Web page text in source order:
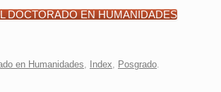
DOCTORADO EN HUMANIDADES
en Humanidades, Index, Posgrado.